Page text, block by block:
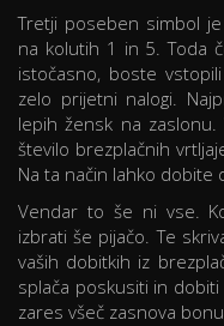
Tretji poseben simbol
na kolutih 1 in 5. Toda
istočasno, boste
zelo prijetni nalogi.
lepih žensk na
število brezplačnih
Na ta način lahko dobite
Vendar to še ni vse.
izbrati še pijačo. Te
vaših dobitkih iz
splača poskusiti in
zares všeč zasnova